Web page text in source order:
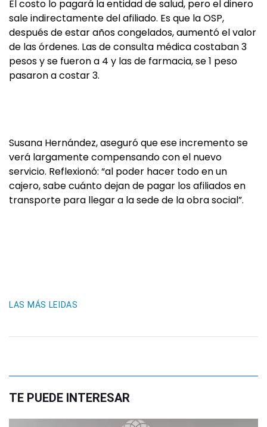
El costo lo pagará la entidad de salud, pero el dinero
sale indirectamente del afiliado. Es que la OSP,
después de estar años congelados, aumentó el valor
de las órdenes. Las de consulta médica costaban 3
pesos y se fueron a 4 y las de farmacia, se 1 peso
pasaron a costar 3.
Susana Hernández, aseguró que ese incremento se
verá largamente compensando con el nuevo
servicio. Reflexionó: “al poder hacer todo en un
cajero, sabe cuánto dejan de pagar los afiliados en
transporte para llegar a la sede de la obra social”.
LAS MÁS LEIDAS
TE PUEDE INTERESAR